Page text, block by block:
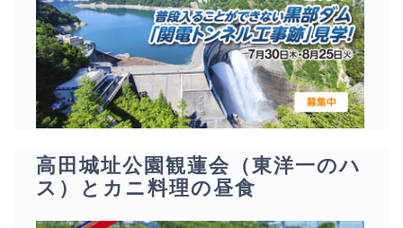
高田城址公園観蓮会（東洋一のハ
ス）とカニ料理の昼食